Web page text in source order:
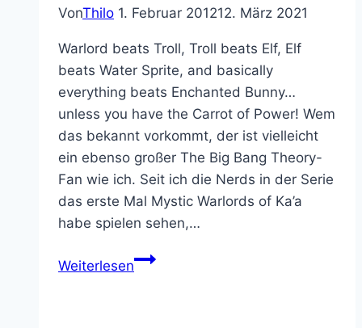
VonThilo 1. Februar 201212. März 2021
Warlord beats Troll, Troll beats Elf, Elf
beats Water Sprite, and basically
everything beats Enchanted Bunny…
unless you have the Carrot of Power! Wem
das bekannt vorkommt, der ist vielleicht
ein ebenso großer The Big Bang Theory-
Fan wie ich. Seit ich die Nerds in der Serie
das erste Mal Mystic Warlords of Ka’a
habe spielen sehen,…
WeiterlesenEndlich